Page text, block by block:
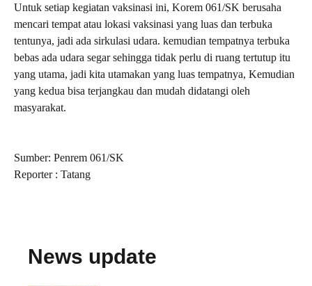
Untuk setiap kegiatan vaksinasi ini, Korem 061/SK berusaha
mencari tempat atau lokasi vaksinasi yang luas dan terbuka
tentunya, jadi ada sirkulasi udara. kemudian tempatnya terbuka
bebas ada udara segar sehingga tidak perlu di ruang tertutup itu
yang utama, jadi kita utamakan yang luas tempatnya, Kemudian
yang kedua bisa terjangkau dan mudah didatangi oleh
masyarakat.
Sumber: Penrem 061/SK
Reporter : Tatang
News update